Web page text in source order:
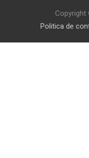
Copyright
Politica de